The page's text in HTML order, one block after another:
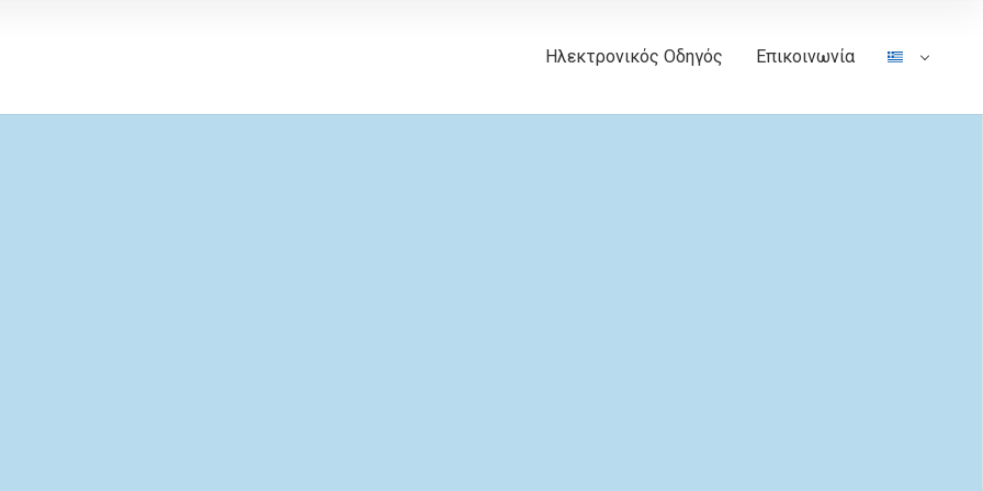
Ηλεκτρονικός Οδηγός Επικοινωνία